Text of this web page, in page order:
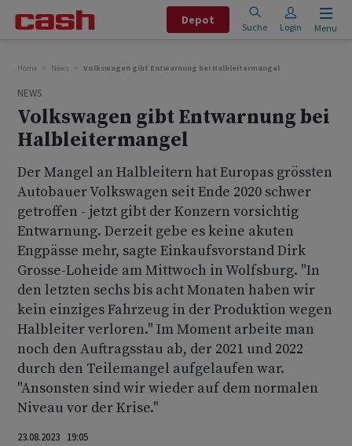
Depot
Suche Login Menu
Home News Volkswagen gibt Entwarnung bei Halbleitermangel
NEWS
Volkswagen gibt Entwarnung bei
Halbleitermangel
Der Mangel an Halbleitern hat Europas grössten
Autobauer Volkswagen seit Ende 2020 schwer
getroffen - jetzt gibt der Konzern vorsichtig
Entwarnung. Derzeit gebe es keine akuten
Engpässe mehr, sagte Einkaufsvorstand Dirk
Grosse-Loheide am Mittwoch in Wolfsburg. "In
den letzten sechs bis acht Monaten haben wir
kein einziges Fahrzeug in der Produktion wegen
Halbleiter verloren." Im Moment arbeite man
noch den Auftragsstau ab, der 2021 und 2022
durch den Teilemangel aufgelaufen war.
"Ansonsten sind wir wieder auf dem normalen
Niveau vor der Krise."
23.08.2023 19:05